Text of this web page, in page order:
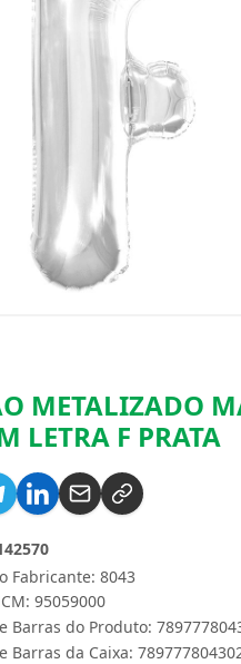
METALIZADO
LETRA F PRATA
Fabricante: 8043
95059000
Barras do Produto:
Barras da Caixa: